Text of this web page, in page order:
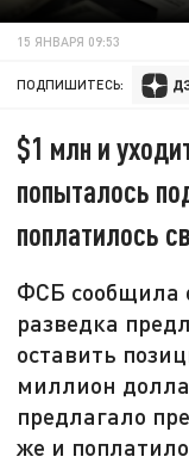
15 ЯНВАРЯ 09:53
ПОДПИШИТЕСЬ:
$1 млн и
попыталось
поплатилось
ФСБ сообщила
разведка
оставить
миллион
предлагало
же и